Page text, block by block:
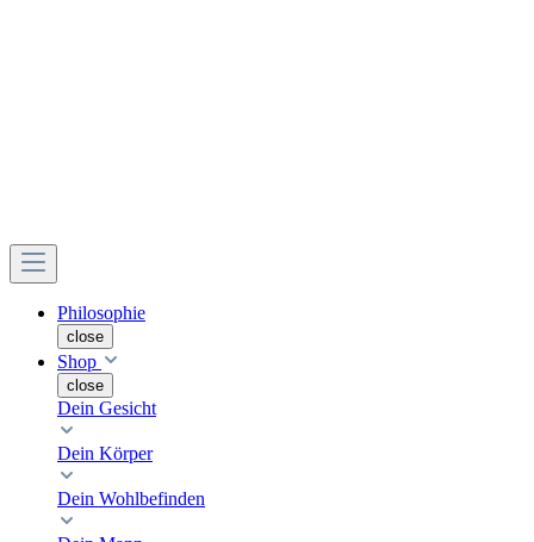
Philosophie
close
Shop
close
Dein Gesicht
Dein Körper
Dein Wohlbefinden